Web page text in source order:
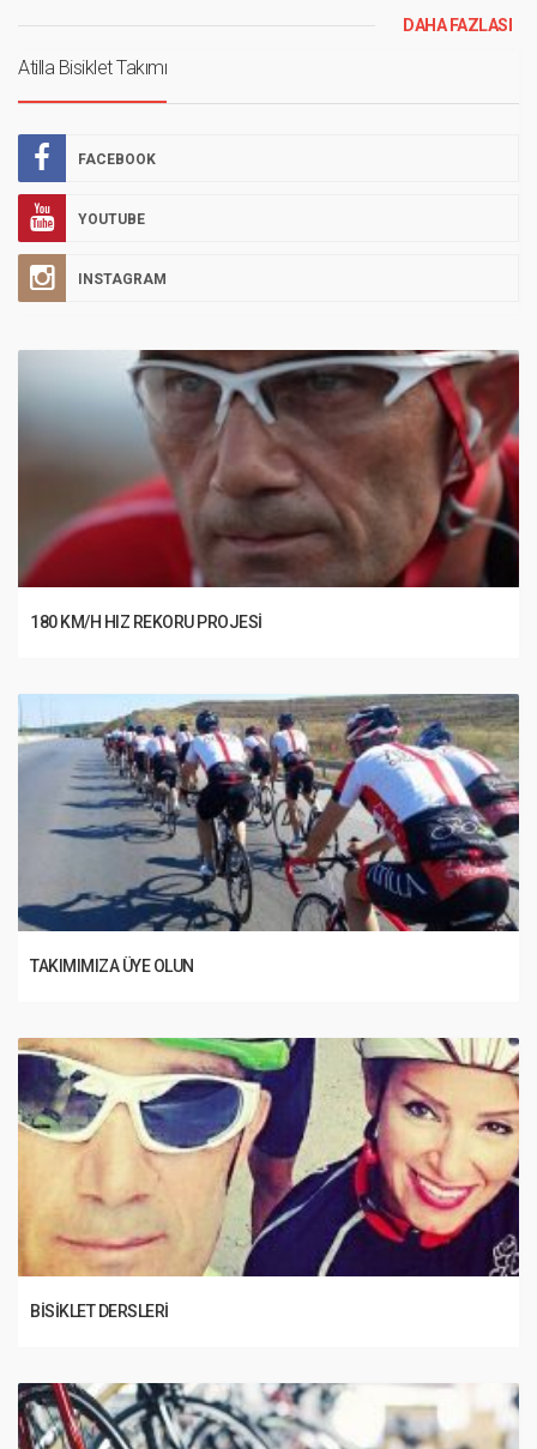
DAHA FAZLASI
Atilla Bisiklet Takımı
FACEBOOK
YOUTUBE
INSTAGRAM
180 KM/H HIZ REKORU PROJESI
TAKIMIMIZA ÜYE OLUN
BISIKLET DERSLERI